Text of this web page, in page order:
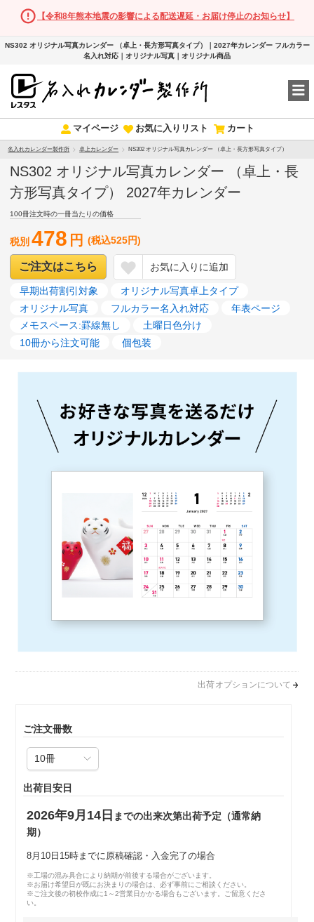
【令和8年熊本地震の影響による配送遅延・お届け停止のお知らせ】
NS302 オリジナル写真カレンダー （卓上・長方形写真タイプ）｜2027年カレンダー フルカラー
名入れ対応｜オリジナル写真｜オリジナル商品
マイページ お気に入りリスト カート
名入れカレンダー製作所 卓上カレンダー NS302 オリジナル写真カレンダー （卓上・長方形写真タイプ）
NS302 オリジナル写真カレンダー （卓上・長
方形写真タイプ） 2027年カレンダー
100冊注文時の一冊当たりの価格
税別478 円 (税込525円)
ご注文はこちら お気に入りに追加
早期出荷割引対象
オリジナル写真卓上タイプ
オリジナル写真
フルカラー名入れ対応
年表ページ
メモスペース:罫線無し
土曜日色分け
10冊から注文可能
個包装
出荷オプションについて
ご注文冊数
出荷目安日
2026年9月14日 までの出来次第出荷予定（通常納
期）
8月10日15時までに原稿確認・入金完了の場合
※工場の混み具合により納期が前後する場合がございます。
※お届け希望日が既にお決まりの場合は、必ず事前にご相談ください。
※ご注文後の初校作成に1～2営業日かかる場合もございます。ご留意くださ
い。